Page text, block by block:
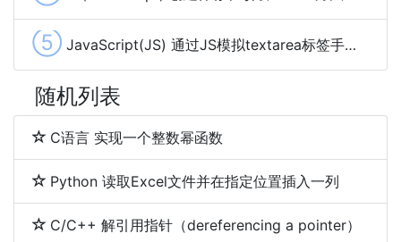
⑤ JavaScript(JS) 通过JS模拟textarea标签手动输入并触发事件
随机列表
C语言 实现一个整数幂函数
Python 读取Excel文件并在指定位置插入一列
C/C++ 解引用指针（dereferencing a pointer）